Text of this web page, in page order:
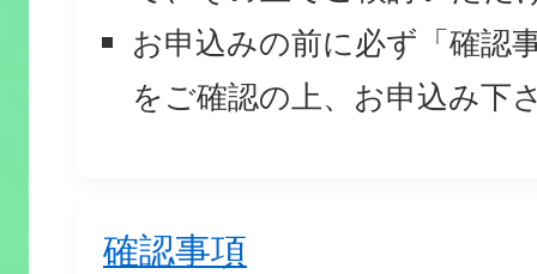
お申込みの前に必ず「確認
をご確認の上、お申込み下
確認事項